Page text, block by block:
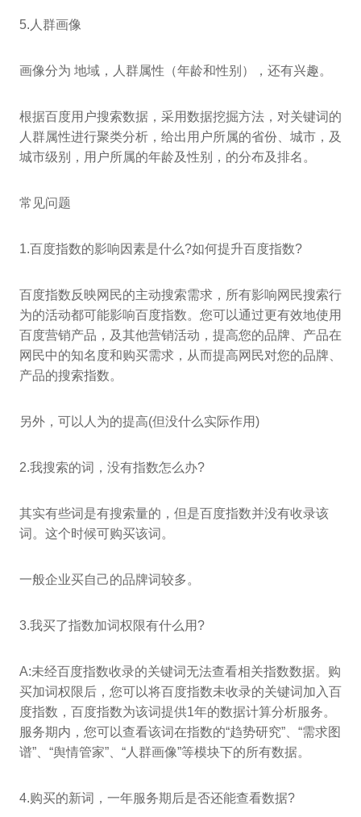
5.人群画像
画像分为 地域，人群属性（年龄和性别），还有兴趣。
根据百度用户搜索数据，采用数据挖掘方法，对关键词的
人群属性进行聚类分析，给出用户所属的省份、城市，及
城市级别，用户所属的年龄及性别，的分布及排名。
常见问题
1.百度指数的影响因素是什么?如何提升百度指数?
百度指数反映网民的主动搜索需求，所有影响网民搜索行
为的活动都可能影响百度指数。您可以通过更有效地使用
百度营销产品，及其他营销活动，提高您的品牌、产品在
网民中的知名度和购买需求，从而提高网民对您的品牌、
产品的搜索指数。
另外，可以人为的提高(但没什么实际作用)
2.我搜索的词，没有指数怎么办?
其实有些词是有搜索量的，但是百度指数并没有收录该
词。这个时候可购买该词。
一般企业买自己的品牌词较多。
3.我买了指数加词权限有什么用?
A:未经百度指数收录的关键词无法查看相关指数数据。购
买加词权限后，您可以将百度指数未收录的关键词加入百
度指数，百度指数为该词提供1年的数据计算分析服务。
服务期内，您可以查看该词在指数的“趋势研究”、“需求图
谱”、“舆情管家”、“人群画像”等模块下的所有数据。
4.购买的新词，一年服务期后是否还能查看数据?